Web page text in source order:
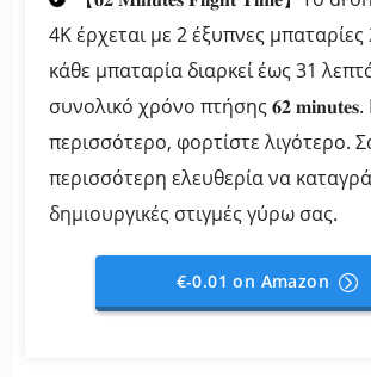
4K έρχεται με 2 έξυπνες
κάθε μπαταρία διαρκεί έως 31
συνολικό χρόνο πτήσης 𝟔𝟐 𝐦𝐢𝐧𝐮𝐭𝐞𝐬.
περισσότερο, φορτίστε λιγότερο.
περισσότερη ελευθερία να
δημιουργικές στιγμές γύρω σας.
€-0.01 on Amazon